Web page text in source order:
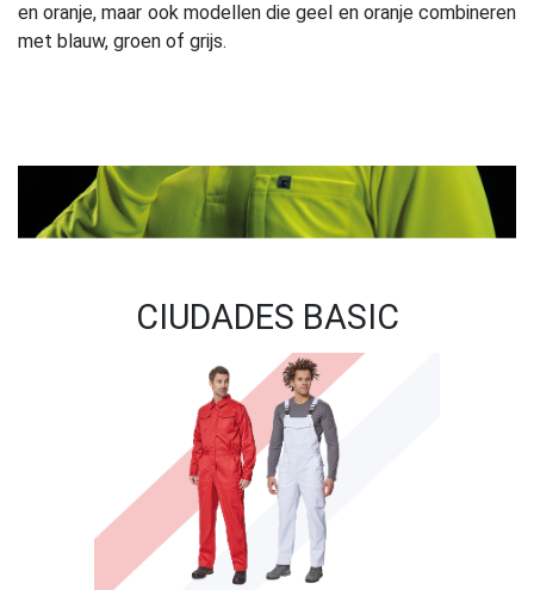
en oranje, maar ook modellen die geel en oranje combineren
met blauw, groen of grijs.
CIUDADES BASIC